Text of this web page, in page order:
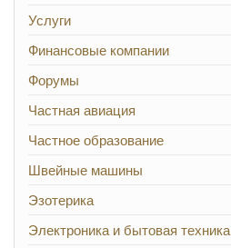
Услуги
Финансовые компании
Форумы
Частная авиация
Частное образование
Швейные машины
Эзотерика
Электроника и бытовая техника